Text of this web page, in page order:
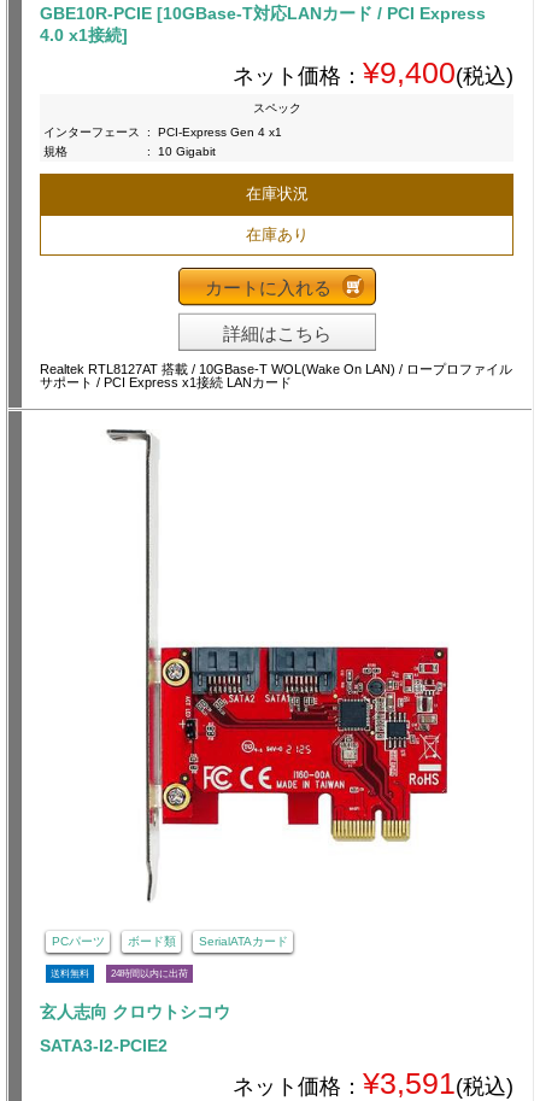
GBE10R-PCIE [10GBase-T対応LANカード / PCI Express
4.0 x1接続]
ネット価格： ¥9,400(税込)
スペック
インターフェース
:
PCI-Express Gen 4 x1
規格
: 10 Gigabit
在庫状況
在庫あり
カートに入れる
詳細はこちら
Realtek RTL8127AT 搭載 / 10GBase-T WOL(Wake On LAN) / ロープロファイル
サポート / PCI Express x1接続 LANカード
PCパーツ ボード類 SerialATAカード
送料無料 24時間以内に出荷
玄人志向 クロウトシコウ
SATA3-I2-PCIE2
ネット価格： ¥3,591 (税込)